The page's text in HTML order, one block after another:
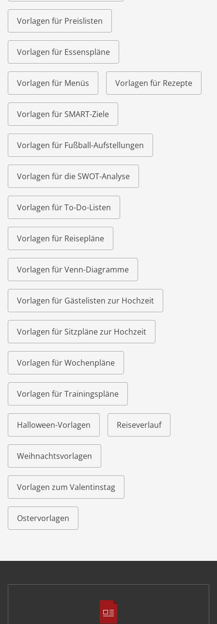
Vorlagen für Preislisten
Vorlagen für Essenspläne
Vorlagen für Menüs Vorlagen für Rezepte
Vorlagen für SMART-Ziele
Vorlagen für Fußball-Aufstellungen
Vorlagen für die SWOT-Analyse
Vorlagen für To-Do-Listen
Vorlagen für Reisepläne
Vorlagen für Venn-Diagramme
Vorlagen für Gästelisten zur Hochzeit
Vorlagen für Sitzpläne zur Hochzeit
Vorlagen für Wochenpläne
Vorlagen für Trainingspläne
Halloween-Vorlagen Reiseverlauf
Weihnachtsvorlagen
Vorlagen zum Valentinstag
Ostervorlagen